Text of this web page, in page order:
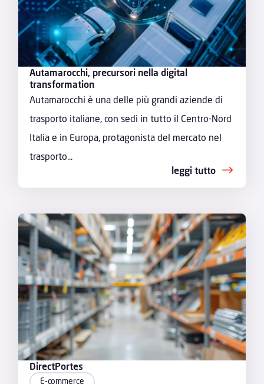
Autamarocchi, precursori nella digital
transformation
Autamarocchi è una delle più grandi aziende di
trasporto italiane, con sedi in tutto il Centro-Nord
Italia e in Europa, protagonista del mercato nel
trasporto...
leggi tutto
DirectPortes
E-commerce